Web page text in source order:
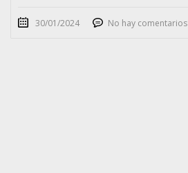
30/01/2024 No hay comentarios